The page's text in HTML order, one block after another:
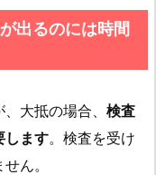
出るのには時間
大抵の場合、 検査
します。検査を受け
ん。